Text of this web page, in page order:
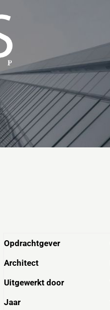
Opdrachtgever
Architect
Uitgewerkt door
Jaar